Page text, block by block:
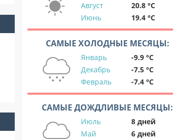
Август
20.8 °C
Июнь
19.4 °C
САМЫЕ ХОЛОДНЫЕ МЕСЯЦЫ:
Январь
-9.9 °C
Декабрь
-7.5 °C
Февраль
-7.4 °C
САМЫЕ ДОЖДЛИВЫЕ МЕСЯЦЫ:
Июль
8 дней
Май
6 дней